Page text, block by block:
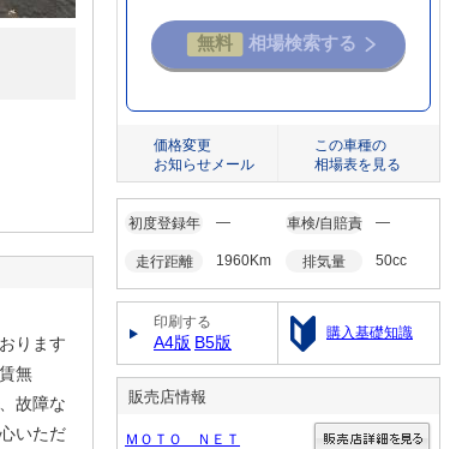
ります
無
故障な
いただ
価格変更
お知らせメール
この車種の
相場表を見る
初度登録年 ― 車検/自賠責 ―
走行距離 1960Km 排気量 50cc
印刷する
A4版 B5版 購入基礎知識
販売店情報
ＭＯＴＯ ＮＥＴ